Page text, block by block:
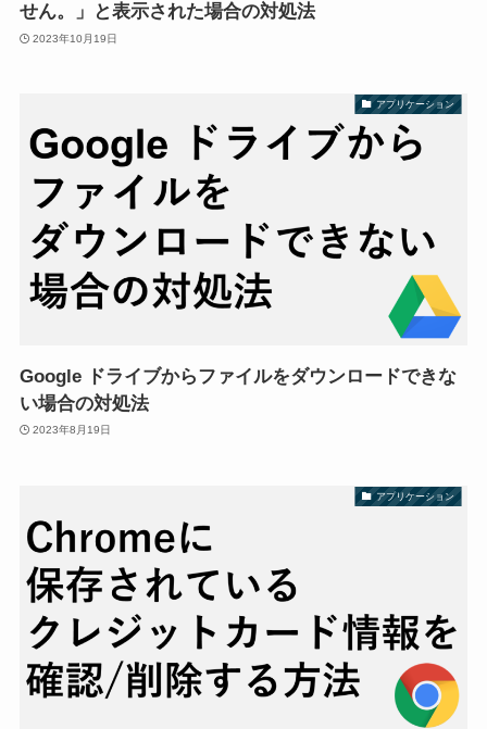
せん。」と表示された場合の対処法
2023年10月19日
アプリケーション
Google ドライブからファイルをダウンロードできな
い場合の対処法
2023年8月19日
アプリケーション